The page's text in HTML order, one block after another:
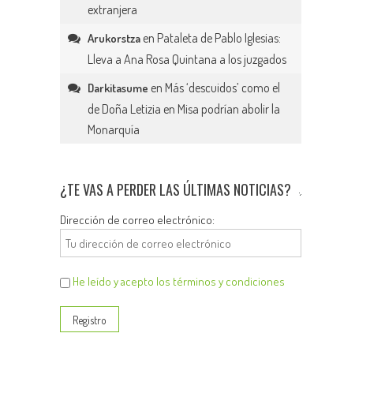
extranjera
Arukorstza en Pataleta de Pablo Iglesias:
Lleva a Ana Rosa Quintana a los juzgados
Darkitasume en Más ‘descuidos’ como el
de Doña Letizia en Misa podrían abolir la
Monarquía
¿TE VAS A PERDER LAS ÚLTIMAS NOTICIAS?
Dirección de correo electrónico:
He leído y acepto los términos y condiciones